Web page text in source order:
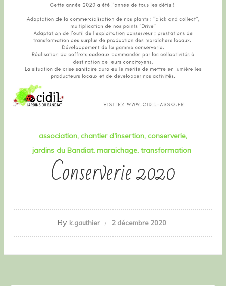
association chantier d'insertion conserverie
jardins du Bandiat maraichage transformation
Conserverie 2020
By k.gauthier 2 décembre 2020